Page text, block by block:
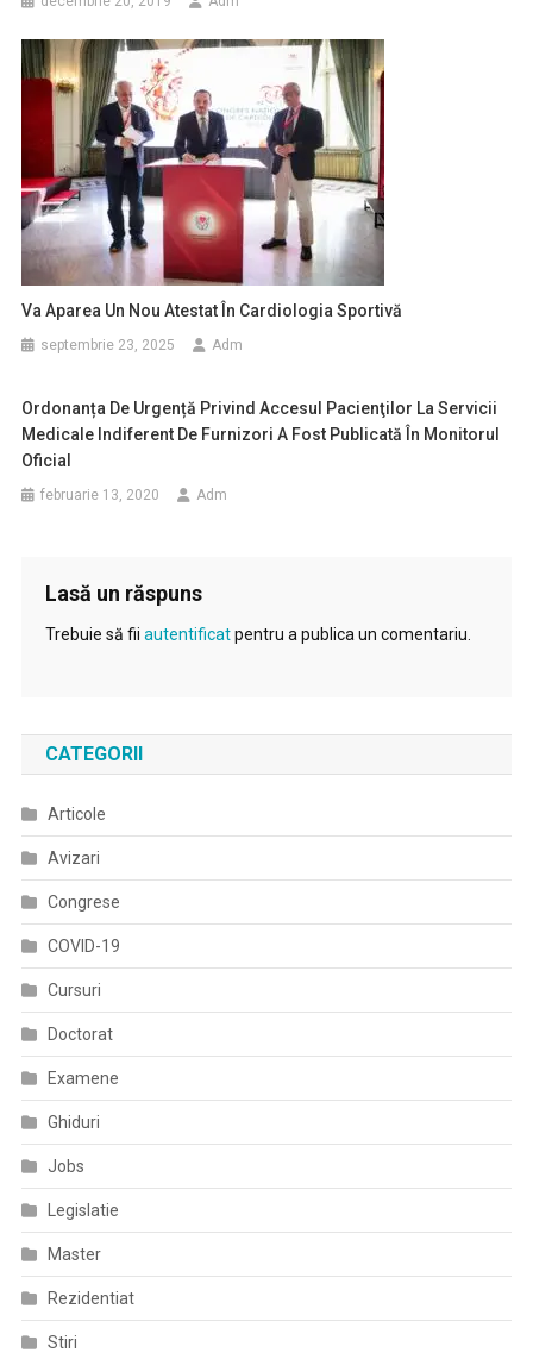
Va Aparea Un Nou Atestat În Cardiologia Sportivă
septembrie 23, 2025 Adm
Ordonanța De Urgență Privind Accesul Pacienţilor La Servicii
Medicale Indiferent De Furnizori A Fost Publicată În Monitorul
Oficial
februarie 13, 2020 Adm
Lasă un răspuns
Trebuie să fii autentificatpentru a publica un comentariu.
CATEGORII
Articole
Avizari
Congrese
COVID-19
Cursuri
Doctorat
Examene
Ghiduri
Jobs
Legislatie
Master
Rezidentiat
Stiri